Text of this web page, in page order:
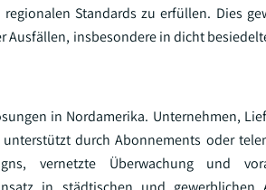
Standards zu erfüllen. Dies
Ausfällen, insbesondere in dicht
in Nordamerika. Unternehmen,
durch Abonnements oder
vernetzte Überwachung und